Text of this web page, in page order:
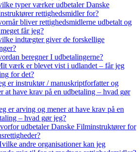
typer værker udbetaler Danske
rettighedsmidler for?
bliver rettighedsmidlerne udbetalt og
får jeg?
indtægter giver de forskellige
beregner I udbetalingerne?
værk er blevet vist i udlandet – får jeg
for det?
er instruktør / manuskriptforfatter og
at have krav på en udbetaling – hvad gør
er arving og mener at have krav på en
– hvad gør jeg?
udbetaler Danske Filminstruktører for
andre organisationer kan jeg